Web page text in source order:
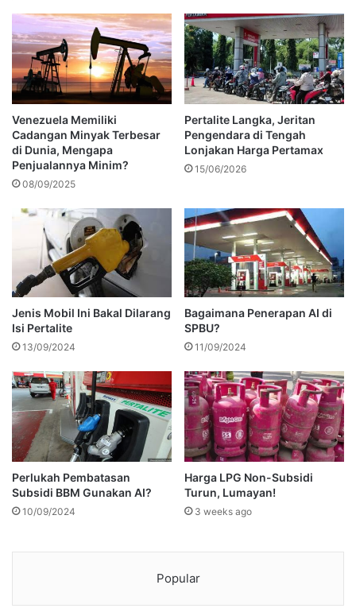
Venezuela Memiliki
Cadangan Minyak Terbesar
di Dunia, Mengapa
Penjualannya Minim?
08/09/2025
Pertalite Langka, Jeritan
Pengendara di Tengah
Lonjakan Harga Pertamax
15/06/2026
Jenis Mobil Ini Bakal Dilarang
Isi Pertalite
13/09/2024
Bagaimana Penerapan AI di
SPBU?
11/09/2024
Perlukah Pembatasan
Subsidi BBM Gunakan AI?
10/09/2024
Harga LPG Non-Subsidi
Turun, Lumayan!
3 weeks ago
Popular